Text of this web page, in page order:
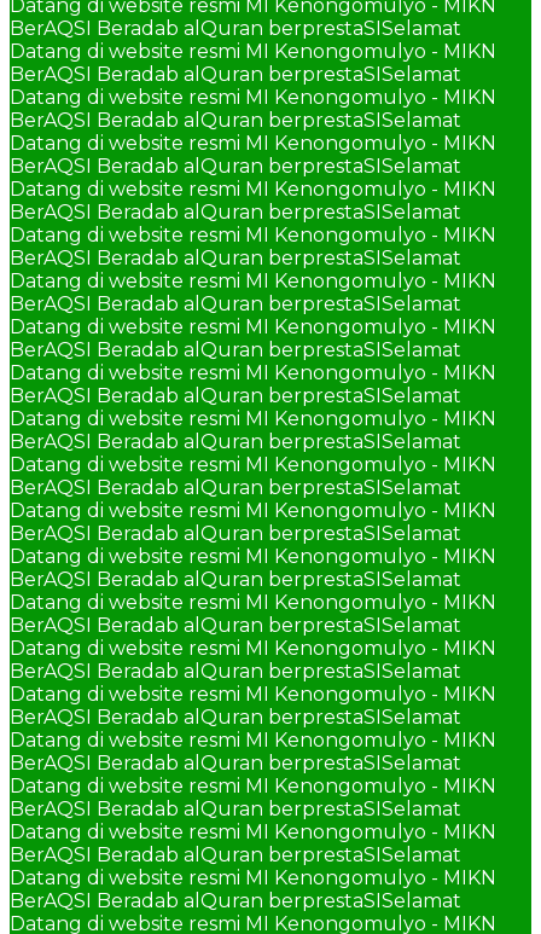
Datang di website resmi MI Kenongomulyo - MIKN
BerAQSI Beradab alQuran berprestaSISelamat
Datang di website resmi MI Kenongomulyo - MIKN
BerAQSI Beradab alQuran berprestaSISelamat
Datang di website resmi MI Kenongomulyo - MIKN
BerAQSI Beradab alQuran berprestaSISelamat
Datang di website resmi MI Kenongomulyo - MIKN
BerAQSI Beradab alQuran berprestaSISelamat
Datang di website resmi MI Kenongomulyo - MIKN
BerAQSI Beradab alQuran berprestaSISelamat
Datang di website resmi MI Kenongomulyo - MIKN
BerAQSI Beradab alQuran berprestaSISelamat
Datang di website resmi MI Kenongomulyo - MIKN
BerAQSI Beradab alQuran berprestaSISelamat
Datang di website resmi MI Kenongomulyo - MIKN
BerAQSI Beradab alQuran berprestaSISelamat
Datang di website resmi MI Kenongomulyo - MIKN
BerAQSI Beradab alQuran berprestaSISelamat
Datang di website resmi MI Kenongomulyo - MIKN
BerAQSI Beradab alQuran berprestaSISelamat
Datang di website resmi MI Kenongomulyo - MIKN
BerAQSI Beradab alQuran berprestaSISelamat
Datang di website resmi MI Kenongomulyo - MIKN
BerAQSI Beradab alQuran berprestaSISelamat
Datang di website resmi MI Kenongomulyo - MIKN
BerAQSI Beradab alQuran berprestaSISelamat
Datang di website resmi MI Kenongomulyo - MIKN
BerAQSI Beradab alQuran berprestaSISelamat
Datang di website resmi MI Kenongomulyo - MIKN
BerAQSI Beradab alQuran berprestaSISelamat
Datang di website resmi MI Kenongomulyo - MIKN
BerAQSI Beradab alQuran berprestaSISelamat
Datang di website resmi MI Kenongomulyo - MIKN
BerAQSI Beradab alQuran berprestaSISelamat
Datang di website resmi MI Kenongomulyo - MIKN
BerAQSI Beradab alQuran berprestaSISelamat
Datang di website resmi MI Kenongomulyo - MIKN
BerAQSI Beradab alQuran berprestaSISelamat
Datang di website resmi MI Kenongomulyo - MIKN
BerAQSI Beradab alQuran berprestaSISelamat
Datang di website resmi MI Kenongomulyo - MIKN